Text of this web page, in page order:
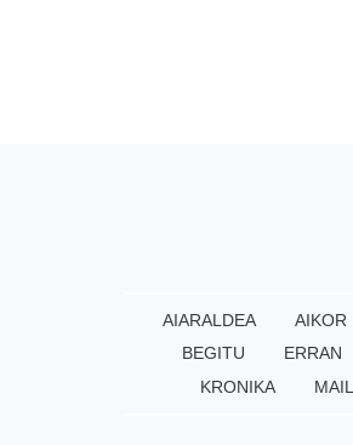
AIARALDEA AIKOR
BEGITU
ERRAN
KRONIKA